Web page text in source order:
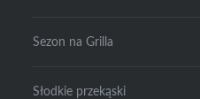
Sezon na Grilla
Słodkie przekąski